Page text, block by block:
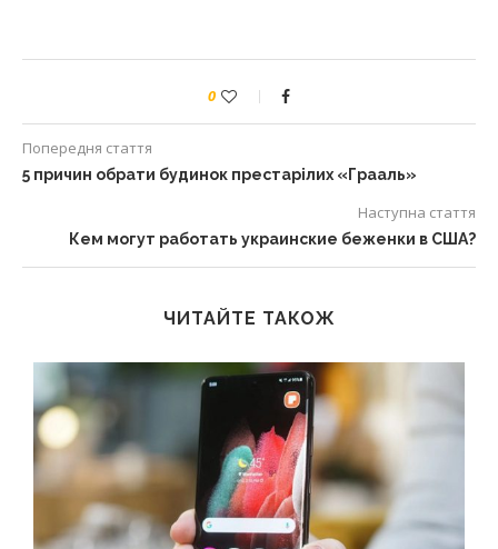
0
Попередня стаття
5 причин обрати будинок престарілих «Грааль»
Наступна стаття
Кем могут работать украинские беженки в США?
ЧИТАЙТЕ ТАКОЖ